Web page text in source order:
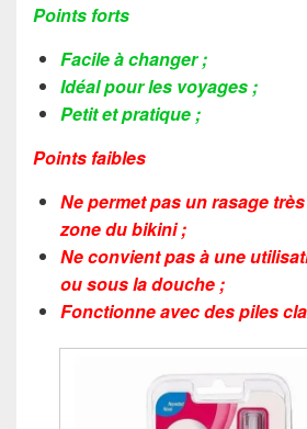
Points forts
Facile à changer ;
Idéal pour les voyages ;
Petit et pratique ;
Points faibles
Ne permet pas un rasage
zone du bikini ;
Ne convient pas à une
ou sous la douche ;
Fonctionne avec des piles